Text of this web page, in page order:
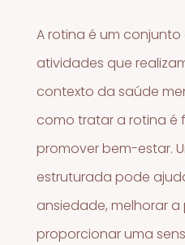
A rotina é um
atividades que
contexto da saúde
como tratar a rotina é
promover bem-estar.
estruturada pode
ansiedade, melhorar
proporcionar uma